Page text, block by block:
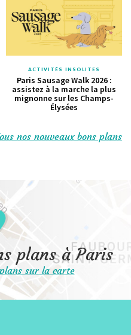
ACTIVITÉS INSOLITES
Paris Sausage Walk 2026 :
assistez à la marche la plus
mignonne sur les Champs-
Élysées
nos nouveaux bons plans
plans à Paris
sur la carte